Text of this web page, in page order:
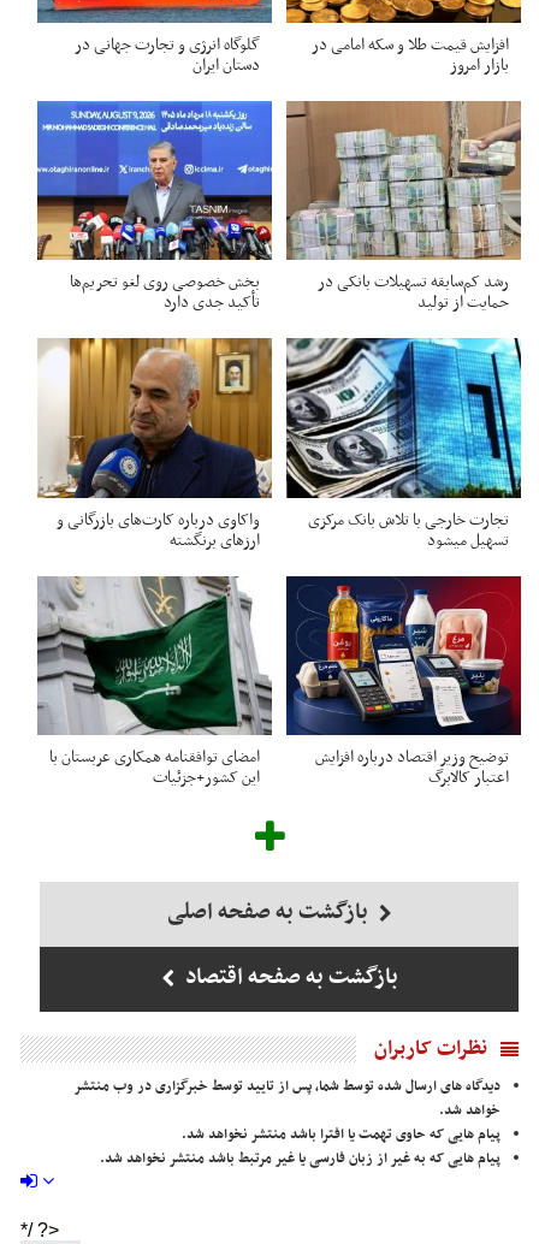
افزایش قیمت طلا و سکه امامی در
بازار امروز
گلوگاه انرژی و تجارت جهانی در
دستان ایران
رشد کم‌سابقه تسهیلات بانکی در
حمایت از تولید
بخش خصوصی روی لغو تحریم‌ها
تأکید جدی دارد
تجارت خارجی با تلاش بانک مرکزی
تسهیل میشود
واکاوی درباره کارت‌های بازرگانی و
ارزهای برنگشته
توضیح وزیر اقتصاد درباره افزایش
اعتبار کالابرگ
امضای توافقنامه همکاری عربستان با
این کشور+جزئیات
بازگشت به صفحه اصلی
بازگشت به صفحه اقتصاد
نظرات کاربران
دیدگاه های ارسال شده توسط شما، پس از تایید توسط خبرگزاری در وب منتشر
خواهد شد.
پیام هایی که حاوی تهمت یا افترا باشد منتشر نخواهد شد.
پیام هایی که به غیر از زبان فارسی یا غیر مرتبط باشد منتشر نخواهد شد.